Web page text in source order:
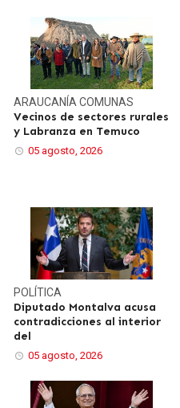
ARAUCANÍACOMUNAS
Vecinos de sectores rurales
y Labranza en Temuco
05 agosto, 2026
POLÍTICA
Diputado Montalva acusa
contradicciones al interior
del
05 agosto, 2026